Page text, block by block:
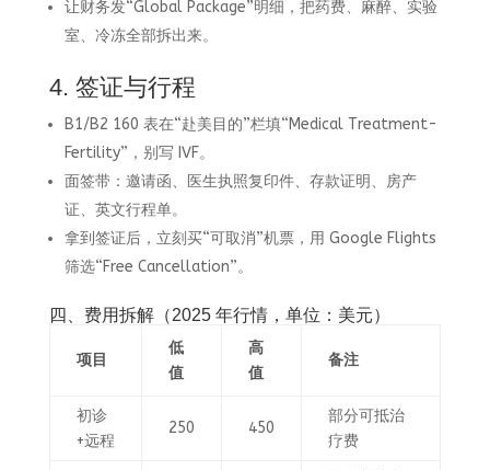
让财务发“Global Package”明细，把药费、麻醉、实验
室、冷冻全部拆出来。
4. 签证与行程
B1/B2 160 表在“赴美目的”栏填“Medical Treatment-
Fertility”，别写 IVF。
面签带：邀请函、医生执照复印件、存款证明、房产
证、英文行程单。
拿到签证后，立刻买“可取消”机票，用 Google Flights
筛选“Free Cancellation”。
四、费用拆解（2025 年行情，单位：美元）
项目
低
值
高
值
备注
初诊
+远程
250 450
部分可抵治
疗费